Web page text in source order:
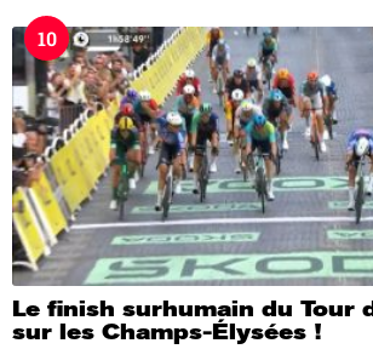
10
Le finish surhumain du Tour
sur les Champs-Élysées !